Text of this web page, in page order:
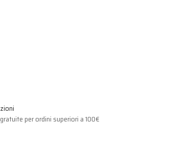
per ordini superiori a 100€